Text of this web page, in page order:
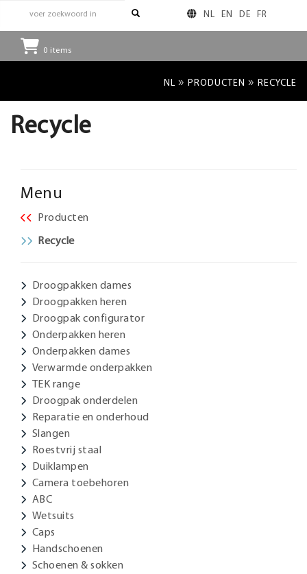
NL EN DE FR
0 items
NL » PRODUCTEN » RECYCLE
Recycle
Menu
Producten
Recycle
Droogpakken dames
Droogpakken heren
Droogpak configurator
Onderpakken heren
Onderpakken dames
Verwarmde onderpakken
TEK range
Droogpak onderdelen
Reparatie en onderhoud
Slangen
Roestvrij staal
Duiklampen
Camera toebehoren
ABC
Wetsuits
Caps
Handschoenen
Schoenen & sokken